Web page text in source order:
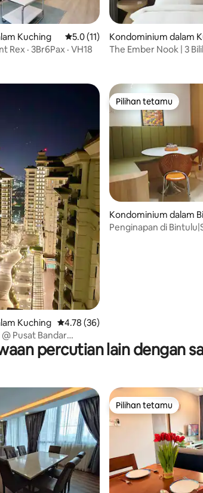
5, 68 ulasan
Kuching Penarafan purata 5.0 daripada 5,
5.0 (11)
Rex · 3Br6Pax · VH18
Kondominium dalam
The Ember Nook | 3
5, 55 ulasan
Kuching Penarafan purata 4.78 daripada 5,
4.78 (36)
Pusat Bandar
Pilihan tetamu
Pilihan tetamu
Kondominium dalam
Penginapan di
percutian lain dengan
Pilihan tetamu
Pilihan tetamu